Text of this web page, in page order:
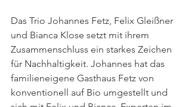
Das Trio Johannes Fetz, Felix Gleißner
und Bianca Klose setzt mit ihrem
Zusammenschluss ein starkes Zeichen
für Nachhaltigkeit. Johannes hat das
familieneigene Gasthaus Fetz von
konventionell auf Bio umgestellt und